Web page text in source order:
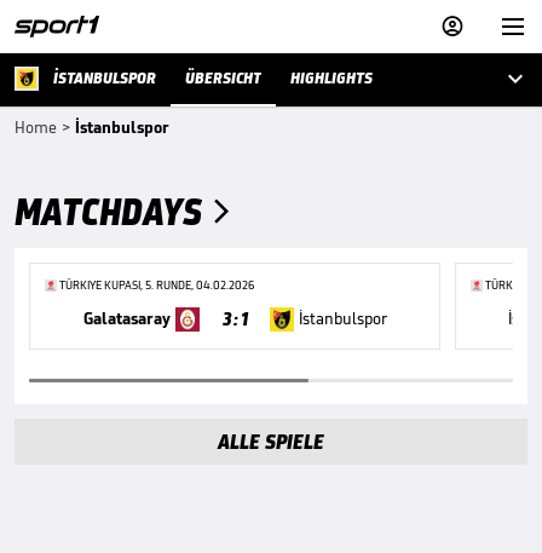


İSTANBULSPOR ÜBERSICHT HIGHLIGHTS 
Home > İstanbulspor
MATCHDAYS 
TÜRKIYE KUPASI, 5. RUNDE, 04.02.2026
Galatasaray 3 : 1 İstanbulspor
TÜRKIYE
ALLE SPIELE